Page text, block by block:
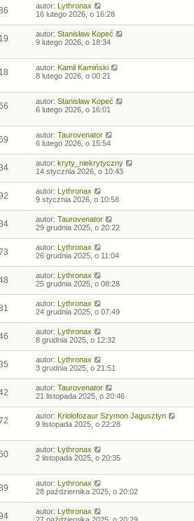
autor: Lythronax
16 lutego 2026, o 16:28
autor: Stanisław Kopeć
9 lutego 2026, o 18:34
autor: Kamil Kamiński
8 lutego 2026, o 00:21
autor: Stanisław Kopeć
6 lutego 2026, o 16:01
autor: Taurovenator
6 lutego 2026, o 15:54
autor: kryty_niekrytyczny
14 stycznia 2026, o 10:43
autor: Lythronax
9 stycznia 2026, o 10:58
autor: Taurovenator
29 grudnia 2025, o 20:22
autor: Lythronax
26 grudnia 2025, o 11:04
autor: Lythronax
25 grudnia 2025, o 08:28
autor: Lythronax
24 grudnia 2025, o 07:49
autor: Lythronax
8 grudnia 2025, o 12:32
autor: Lythronax
3 grudnia 2025, o 21:51
autor: Taurovenator
21 listopada 2025, o 20:46
autor: Kriolofozaur Szymon Jagusztyn
9 listopada 2025, o 22:28
autor: Lythronax
2 listopada 2025, o 20:35
autor: Lythronax
28 października 2025, o 20:02
autor: Lythronax
27 października 2025, o 20:29